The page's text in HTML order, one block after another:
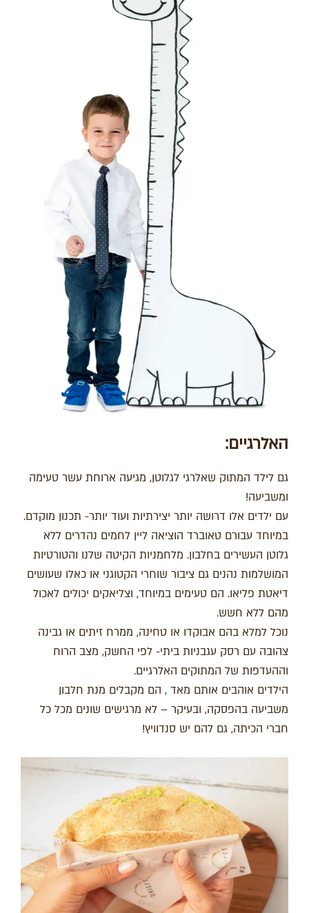
האלרגיים:
גם לילד המתוק שאלרגי לגלוטן, מגיעה ארוחת עשר טעימה
ומשביעה!
עם ילדים אלו דרושה יותר יצירתיות ועוד יותר- תכנון מוקדם.
במיוחד עבורם טאוברד הוציאה ליין לחמים נהדרים ללא
גלוטן העשירים בחלבון. מלחמניות הקיטה שלנו והטורטיות
המושלמות נהנים גם ציבור שוחרי הקטוגני או כאלו שעושים
דיאטת פליאו. הם טעימים במיוחד, וצליאקים יכולים לאכול
מהם ללא חשש.
נוכל למלא בהם אבוקדו או טחינה, ממרח זיתים או גבינה
צהובה עם רסק עגבניות ביתי- לפי החשק, מצב הרוח
וההעדפות של המתוקים האלרגיים.
הילדים אוהבים אותם מאד , הם מקבלים מנת חלבון
משביעה בהפסקה, ובעיקר – לא מרגישים שונים מכל כל
חברי הכיתה, גם להם יש סנדוויץ!